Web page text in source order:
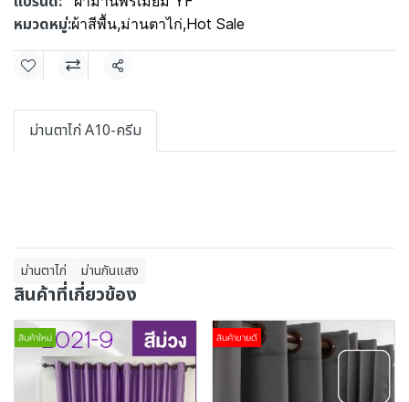
หมวดหมู่:ผ้าสีพื้น,ม่านตาไก่,Hot Sale
แชร์
ม่านตาไก่ A10-ครีม
ม่านตาไก่ ม่านกันแสง
สินค้าที่เกี่ยวข้อง
สินค้าใหม่ สินค้าขายดี